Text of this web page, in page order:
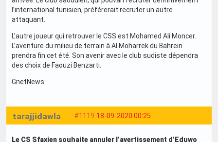
l’international tunisien, préférerait recruter un autre
attaquant.
L’autre joueur qui retrouver le CSS est Mohamed Ali Moncer.
L’aventure du milieu de terrain à Al Moharrek du Bahrein
prendra fin cet été. Son avenir avec le club sudiste dépendra
des choix de Faouzi Benzarti.
GnetNews
#1119 18-09-2020 00:25
tarajjidawla
Le CS Sfaxien souhaite annuler l’avertissement d’Eduwo